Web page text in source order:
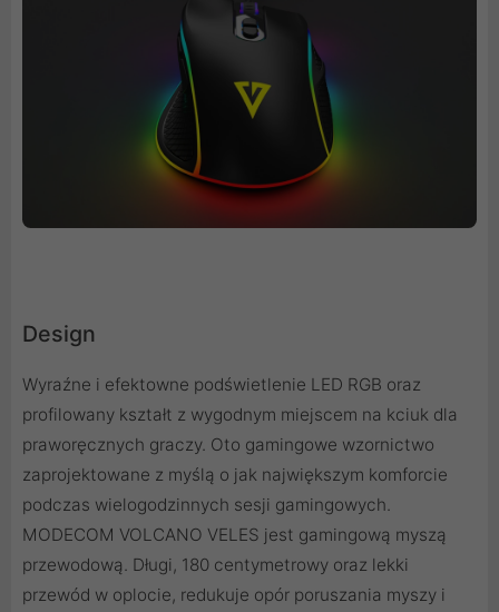
Design
Wyraźne i efektowne podświetlenie LED RGB oraz
profilowany kształt z wygodnym miejscem na kciuk dla
praworęcznych graczy. Oto gamingowe wzornictwo
zaprojektowane z myślą o jak największym komforcie
podczas wielogodzinnych sesji gamingowych.
MODECOM VOLCANO VELES jest gamingową myszą
przewodową. Długi, 180 centymetrowy oraz lekki
przewód w oplocie, redukuje opór poruszania myszy i